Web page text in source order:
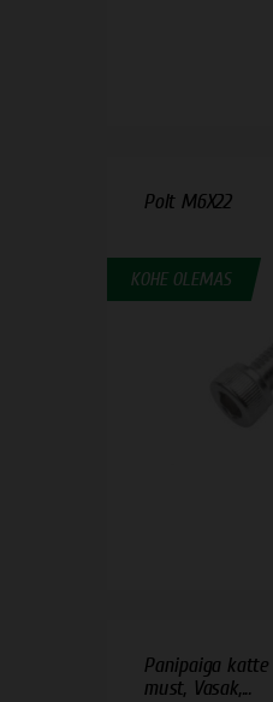
Polt M6X22
KOHE OLEMAS
Panipaiga
must, Vasak,...